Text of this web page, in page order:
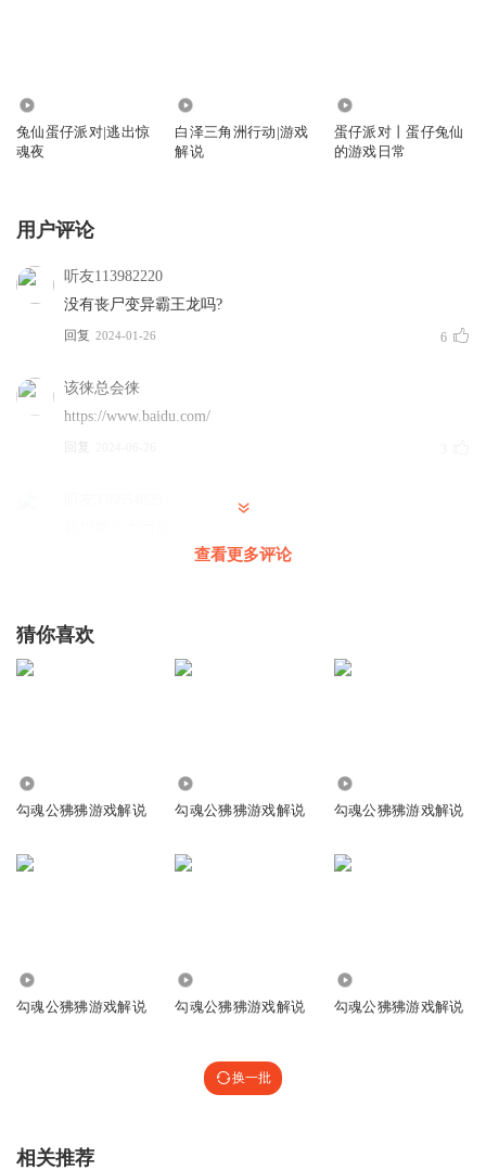
兔仙蛋仔派对|逃出惊
魂夜
白泽三角洲行动|游戏
解说
蛋仔派对丨蛋仔兔仙
的游戏日常
用户评论
听友113982220
没有丧尸变异霸王龙吗?
回复 2024-01-26 6
该徕总会徕
https://www.baidu.com/
回复
号刚刚好21
为什么不把变异恐给弄上僵尸化了
回复
查看更多评论
猜你喜欢
勾魂公狒狒游戏解说 勾魂公狒狒游戏解说 勾魂公狒狒游戏解说
勾魂公狒狒游戏解说 勾魂公狒狒游戏解说 勾魂公狒狒游戏解说
换一批
相关推荐